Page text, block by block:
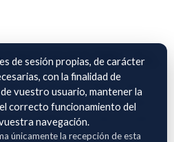
PAC S.L.
información georreferenciada
de cultivo de olivar, incluyendo la
polígono, parcela y recinto,
la superficie cultivada
de sesión propias, de carácter
con la finalidad de
vuestro usuario, mantener la
correcto funcionamiento del
navegación.
únicamente la recepción de esta